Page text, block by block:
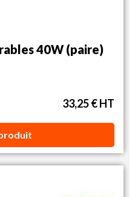
40W (paire)
33,25 € HT